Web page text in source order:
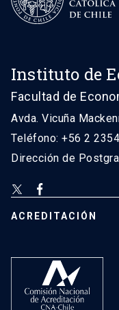
Instituto de
Facultad de
Avda. Vicuña
Teléfono: +56 2
Dirección de
ACREDITACIÓN